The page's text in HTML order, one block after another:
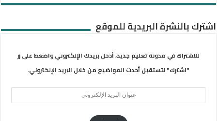
اشترك بالنشرة البريدية للموقع
للاشتراك في مدونة تعليم جديد، أدخل بريدك الإلكتروني واضغط على زر
"اشترك" لتستقبل أحدث المواضيع من خلال البريد الإلكتروني.